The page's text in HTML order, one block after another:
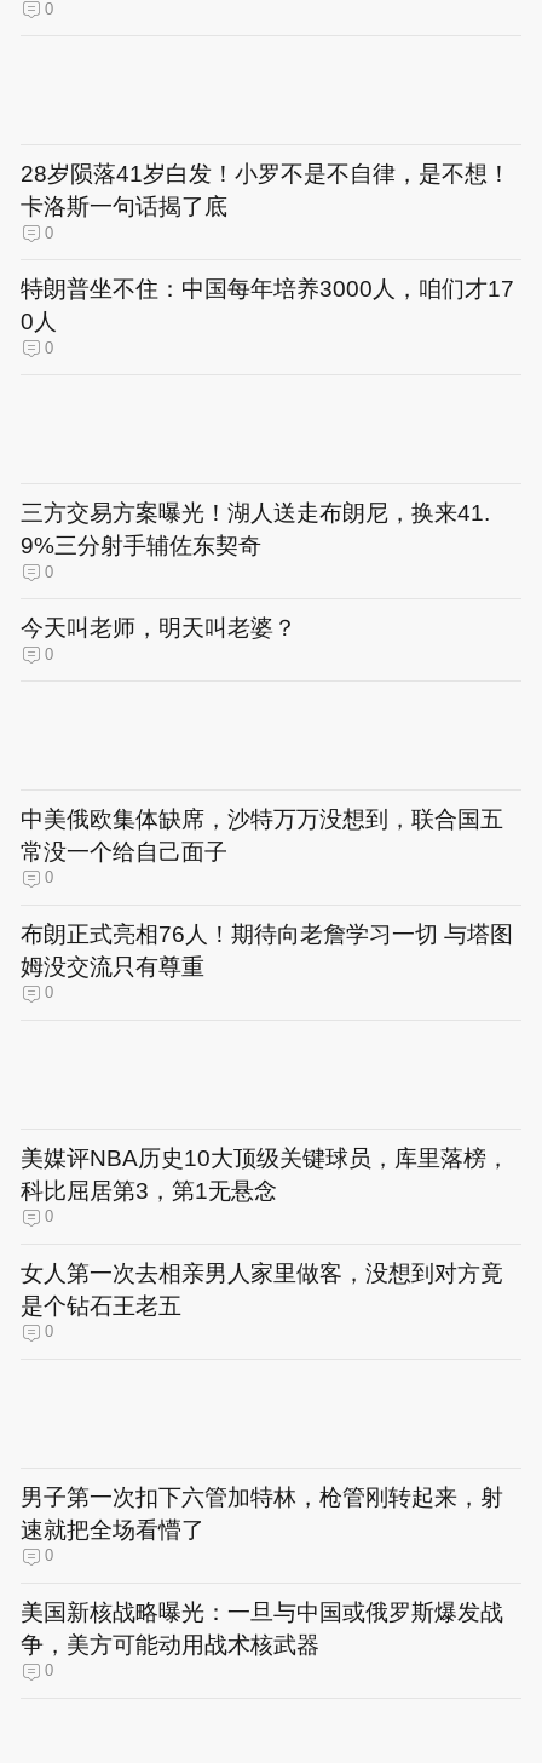
0
28岁陨落41岁白发！小罗不是不自律，是不想！
卡洛斯一句话揭了底
0
特朗普坐不住：中国每年培养3000人，咱们才17
0人
0
三方交易方案曝光！湖人送走布朗尼，换来41.
9%三分射手辅佐东契奇
0
今天叫老师，明天叫老婆？
0
中美俄欧集体缺席，沙特万万没想到，联合国五
常没一个给自己面子
0
布朗正式亮相76人！期待向老詹学习一切 与塔图
姆没交流只有尊重
0
美媒评NBA历史10大顶级关键球员，库里落榜，
科比屈居第3，第1无悬念
0
女人第一次去相亲男人家里做客，没想到对方竟
是个钻石王老五
0
男子第一次扣下六管加特林，枪管刚转起来，射
速就把全场看懵了
0
美国新核战略曝光：一旦与中国或俄罗斯爆发战
争，美方可能动用战术核武器
0